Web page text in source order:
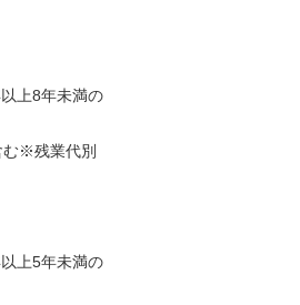
上8年未満の
む※残業代別
上5年未満の